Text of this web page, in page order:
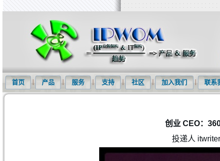
首页 产品 服务 支持 社区 加入我们 联系
创业 CEO：
投递人